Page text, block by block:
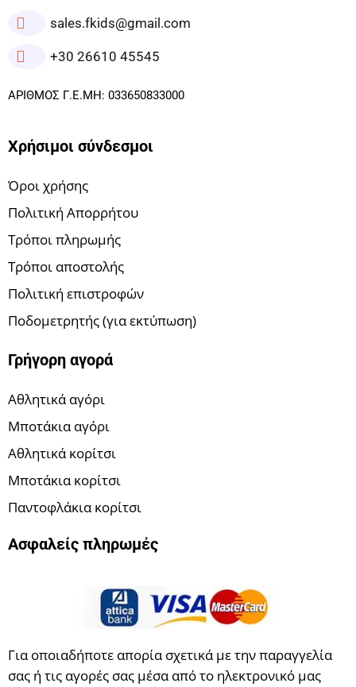
sales.fkids@gmail.com
+30 26610 45545
ΑΡΙΘΜΟΣ Γ.Ε.ΜΗ: 033650833000
Χρήσιμοι σύνδεσμοι
Όροι χρήσης
Πολιτική Απορρήτου
Τρόποι πληρωμής
Τρόποι αποστολής
Πολιτική επιστροφών
Ποδομετρητής (για εκτύπωση)
Γρήγορη αγορά
Αθλητικά αγόρι
Μποτάκια αγόρι
Αθλητικά κορίτσι
Μποτάκια κορίτσι
Παντοφλάκια κορίτσι
Ασφαλείς πληρωμές
Για οποιαδήποτε απορία σχετικά με την παραγγελία
σας ή τις αγορές σας μέσα από το ηλεκτρονικό μας